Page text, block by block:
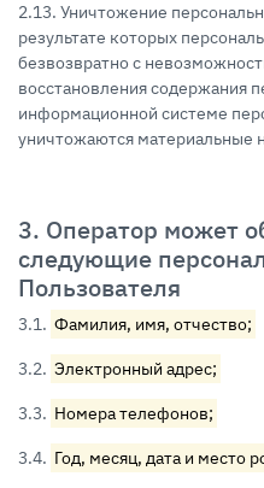
2.13. Уничтожение
результате которых
безвозвратно с
восстановления содержания
информационной системе
уничтожаются материальные
3. Оператор может
следующие
Пользователя
3.1. Фамилия, имя, отчество;
3.2. Электронный адрес;
3.3. Номера телефонов;
3.4. Год, месяц, дата и место